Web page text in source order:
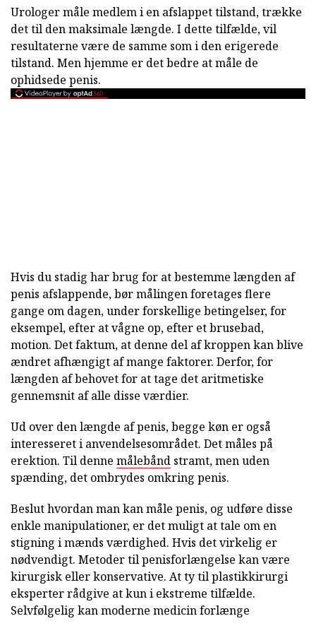
Urologer måle medlem i en afslappet tilstand, trække
det til den maksimale længde. I dette tilfælde, vil
resultaterne være de samme som i den erigerede
tilstand. Men hjemme er det bedre at måle de
ophidsede penis.
Hvis du stadig har brug for at bestemme længden af
penis afslappende, bør målingen foretages flere
gange om dagen, under forskellige betingelser, for
eksempel, efter at vågne op, efter et brusebad,
motion. Det faktum, at denne del af kroppen kan blive
ændret afhængigt af mange faktorer. Derfor, for
længden af behovet for at tage det aritmetiske
gennemsnit af alle disse værdier.
Ud over den længde af penis, begge køn er også
interesseret i anvendelsesområdet. Det måles på
erektion. Til denne målebånd stramt, men uden
spænding, det ombrydes omkring penis.
Beslut hvordan man kan måle penis, og udføre disse
enkle manipulationer, er det muligt at tale om en
stigning i mænds værdighed. Hvis det virkelig er
nødvendigt. Metoder til penisforlængelse kan være
kirurgisk eller konservative. At ty til plastikkirurgi
eksperter rådgive at kun i ekstreme tilfælde.
Selvfølgelig kan moderne medicin forlænge